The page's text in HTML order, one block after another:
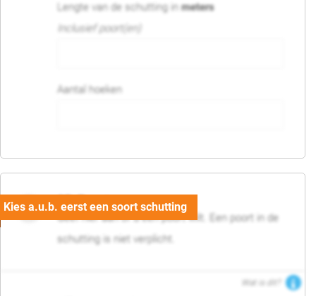
Lengte van de schutting inmeters
Inclusief poort(en)
Aantal hoeken
05. Poort
Geef hier aan of u een poort wilt. Een poort in de
schutting is niet verplicht.
Wat is dit?